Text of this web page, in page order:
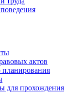
актов
планирования
для прохождения